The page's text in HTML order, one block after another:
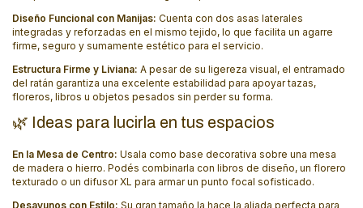
Diseño Funcional con Manijas: Cuenta con dos asas laterales
integradas y reforzadas en el mismo tejido, lo que facilita un agarre
firme, seguro y sumamente estético para el servicio.
Estructura Firme y Liviana: A pesar de su ligereza visual, el entramado
del ratán garantiza una excelente estabilidad para apoyar tazas,
floreros, libros u objetos pesados sin perder su forma.
🌿 Ideas para lucirla en tus espacios
En la Mesa de Centro: Usala como base decorativa sobre una mesa
de madera o hierro. Podés combinarla con libros de diseño, un florero
texturado o un difusor XL para armar un punto focal sofisticado.
Desayunos con Estilo: Su gran tamaño la hace la aliada perfecta para